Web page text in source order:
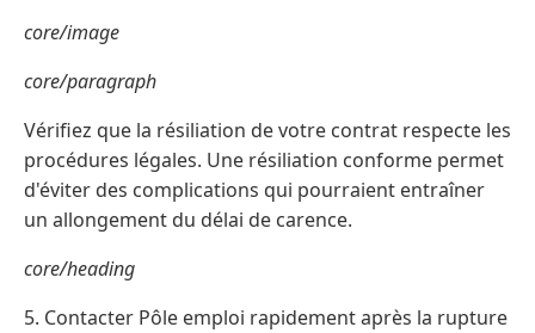
core/image
core/paragraph
Vérifiez que la résiliation de votre contrat respecte les
procédures légales. Une résiliation conforme permet
d'éviter des complications qui pourraient entraîner
un allongement du délai de carence.
core/heading
5. Contacter Pôle emploi rapidement après la rupture